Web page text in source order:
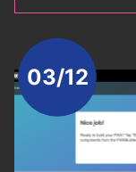
03/12